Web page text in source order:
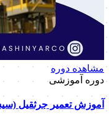
مشاهده دوره
دوره آموزشی
آموزش تعمیر جرثقیل